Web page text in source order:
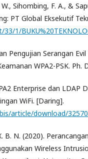
Sihombing, F. A., &
PT Global Eksekutif
1/
Pengujian Serangan
WPA2-PSK. Ph.
Enterprise dan LDAP
WiFi. [Daring].
article/download/
B. N. (2020).
Wireless